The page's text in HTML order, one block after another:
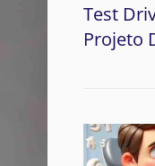
Test
Projeto